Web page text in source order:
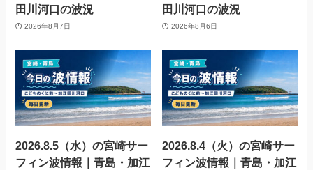
田川河口の波況
2026年8月7日
田川河口の波況
2026年8月6日
2026.8.5（水）の宮崎サー
フィン波情報｜青島・加江
2026.8.4（火）の宮崎サー
フィン波情報｜青島・加江